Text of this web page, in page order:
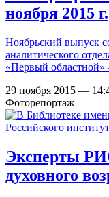
ноября 2015 г.
Ноябрьский выпуск
аналитического
«Первый
29 ноября 2015 —
Фоторепортаж
Эксперты
духовного